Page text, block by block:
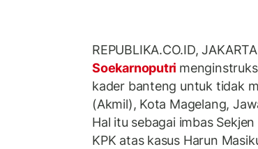
REPUBLIKA.CO.ID,
Soekarnoputri
kader banteng untuk tidak
(Akmil), Kota Magelang,
Hal itu sebagai imbas Sekjen
KPK atas kasus Harun